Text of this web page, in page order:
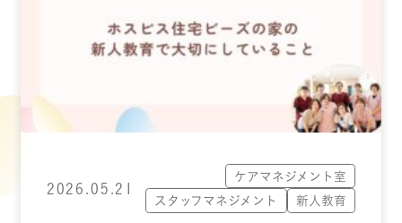
2026.05.21
ケアマネジメント室
スタッフマネジメント
新人教育